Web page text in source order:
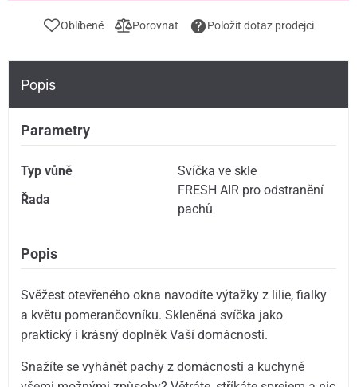
Oblíbené Porovnat Položit dotaz prodejci
Popis
Parametry
Typ vůně
Svíčka ve skle
Řada
FRESH AIR pro odstranění
pachů
Popis
Svěžest otevřeného okna navodíte výtažky z lilie, fialky
a květu pomerančovníku. Skleněná svíčka jako
praktický i krásný doplněk Vaší domácnosti.
Snažíte se vyhánět pachy z domácnosti a kuchyně